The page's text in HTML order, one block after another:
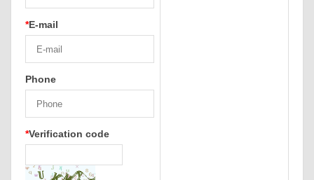
*E-mail
Phone
*Verification code